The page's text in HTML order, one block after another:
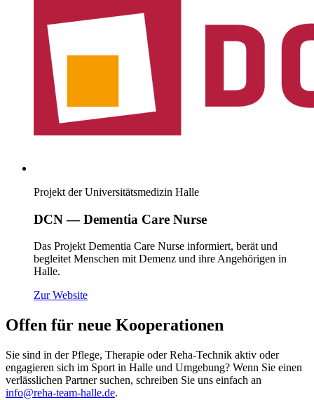
Projekt der Universitätsmedizin Halle
DCN — Dementia Care Nurse
Das Projekt Dementia Care Nurse informiert, berät und
begleitet Menschen mit Demenz und ihre Angehörigen in
Halle.
Zur Website(öffnet neues Fenster)
Offen für neue Kooperationen
Sie sind in der Pflege, Therapie oder Reha-Technik aktiv oder
engagieren sich im Sport in Halle und Umgebung? Wenn Sie einen
verlässlichen Partner suchen, schreiben Sie uns einfach an
info@reha-team-halle.de.